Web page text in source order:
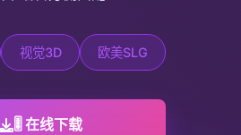
视觉3D 欧美SLG
🎚️ 在线下载